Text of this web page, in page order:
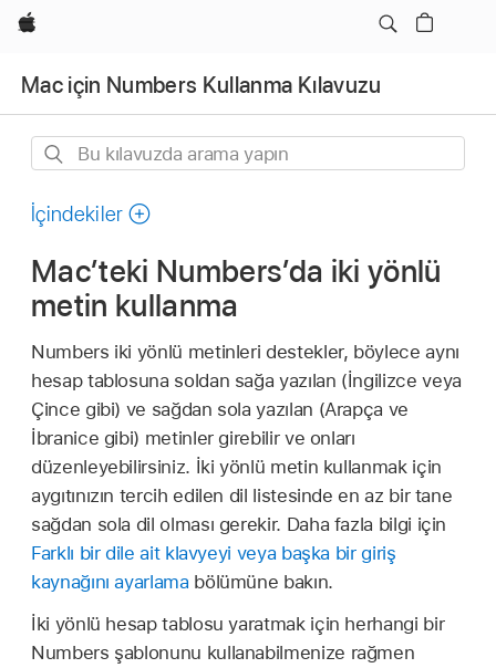
wzlhp
Mac için Numbers Kullanma Kılavuzu
Bu
arama
İçindekiler
Mac’teki Numbers’da iki yönlü
metin kullanma
Numbers iki yönlü metinleri destekler, böylece aynı
hesap tablosuna soldan sağa yazılan (İngilizce veya
Çince gibi) ve sağdan sola yazılan (Arapça ve
İbranice gibi) metinler girebilir ve onları
düzenleyebilirsiniz. İki yönlü metin kullanmak için
aygıtınızın tercih edilen dil listesinde en az bir tane
sağdan sola dil olması gerekir. Daha fazla bilgi için
Farklı bir dile ait klavyeyi veya başka bir giriş
kaynağını ayarlama bölümüne bakın.
İki yönlü hesap tablosu yaratmak için herhangi bir
Numbers şablonunu kullanabilmenize rağmen